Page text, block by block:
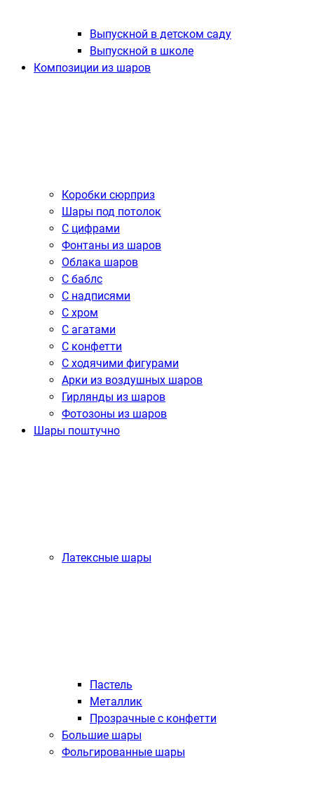
Выпускной в детском саду
Выпускной в школе
Композиции из шаров
Коробки сюрприз
Шары под потолок
С цифрами
Фонтаны из шаров
Облака шаров
С баблс
С надписями
С хром
С агатами
С конфетти
С ходячими фигурами
Арки из воздушных шаров
Гирлянды из шаров
Фотозоны из шаров
Шары поштучно
Латексные шары
Пастель
Металлик
Прозрачные с конфетти
Большие шары
Фольгированные шары